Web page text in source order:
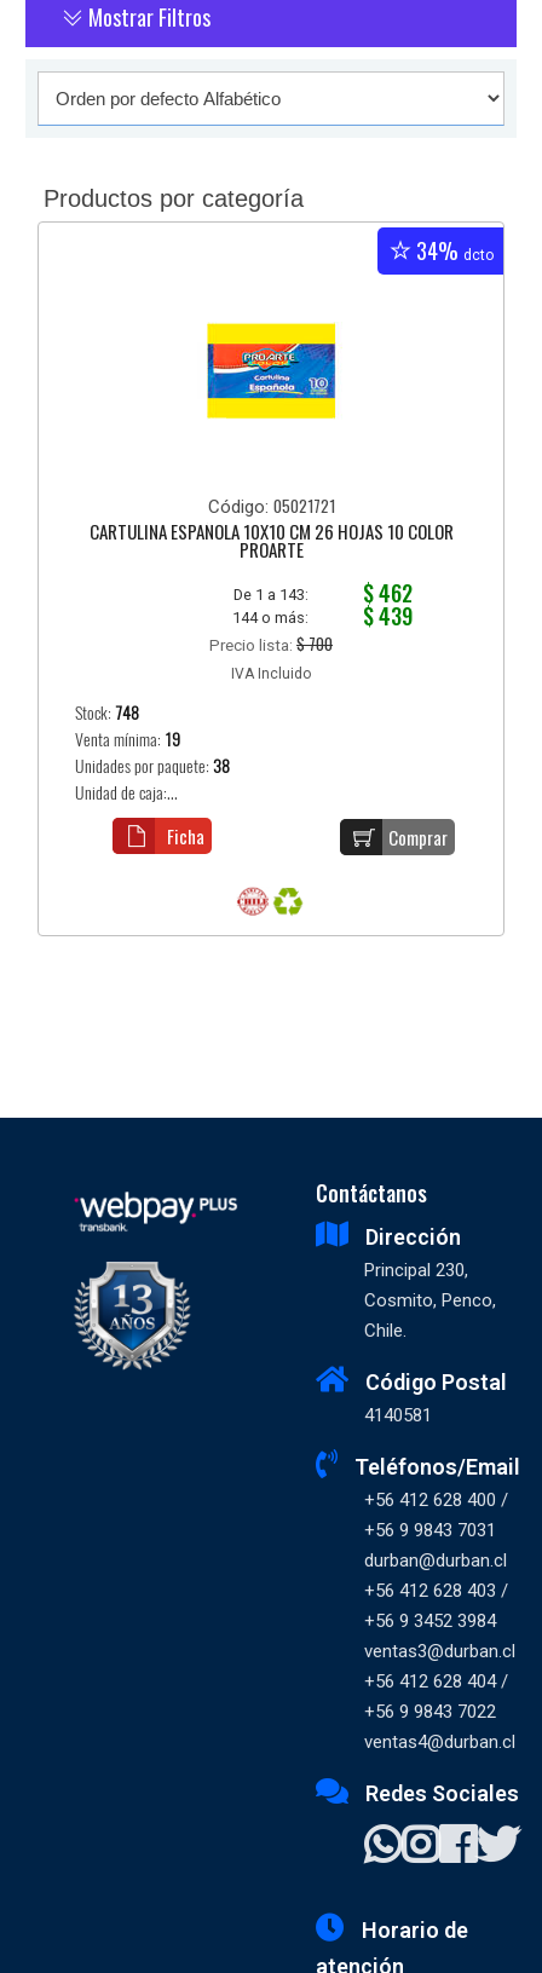
Mostrar Filtros
Productos por categoría
34% dcto
Código: 05021721
CARTULINA ESPAÑOLA 10X10 CM 26 HOJAS 10 COLOR
PROARTE
De 1 a 143: $ 462
144 o más: $ 439
Precio lista: $ 700
IVA Incluido
Stock:748
Venta mínima: 19
Unidades por paquete:38
Unidad de caja:...
Comprar
Ficha
Contáctanos
Dirección
Principal 230,
Cosmito, Penco,
Chile.
Código Postal
4140581
Teléfonos/Email
+56 412 628 400 /
+56 9 9843 7031
durban@durban.cl
+56 412 628 403 /
+56 9 3452 3984
ventas3@durban.cl
+56 412 628 404 /
+56 9 9843 7022
ventas4@durban.cl
Redes Sociales
Horario de
atención